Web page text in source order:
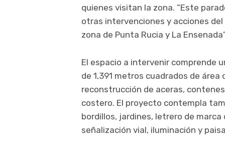
quienes visitan la zona. “Este
otras intervenciones y acciones
zona de Punta Rucia y La
El espacio a intervenir comprende
de 1,391 metros cuadrados de
reconstrucción de aceras,
costero. El proyecto contempla
bordillos, jardines, letrero de
señalización vial, iluminación y